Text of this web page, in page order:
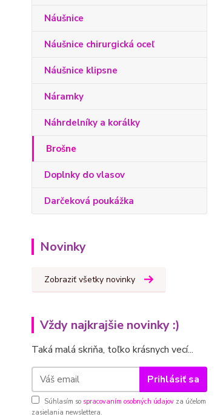
Náušnice
Náušnice chirurgická oceľ
Náušnice klipsne
Náramky
Náhrdelníky a korálky
Brošne
Doplnky do vlasov
Darčeková poukážka
Novinky
Zobraziť všetky novinky
Vždy najkrajšie novinky :)
Taká malá skriňa, toľko krásnych vecí...
Prihlásiť sa
Súhlasím so spracovaním osobných údajov za účelom
zasielania newslettera.